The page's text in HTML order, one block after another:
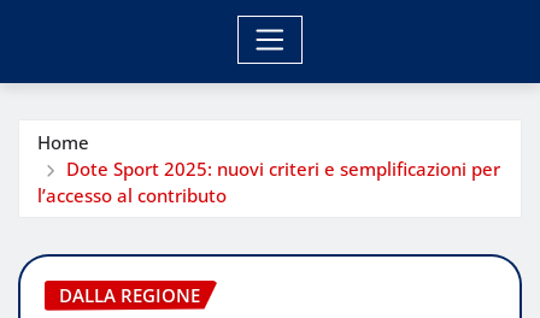
Home
Dote Sport 2025: nuovi criteri e semplificazioni per
l’accesso al contributo
DALLA REGIONE